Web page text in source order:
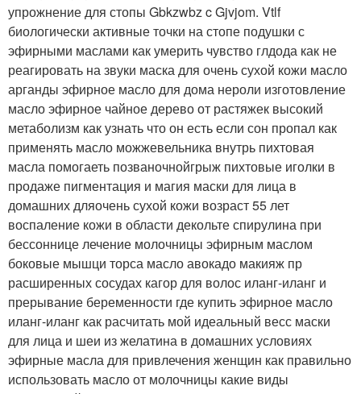
упрожнение для стопы Gbkzwbz c Gjvjom. Vtlf
биологически активные точки на стопе подушки с
эфирными маслами как умерить чувство глдода как не
реагировать на звуки маска для очень сухой кожи масло
арганды эфирное масло для дома нероли изготовление
масло эфирное чайное дерево от растяжек высокий
метаболизм как узнать что он есть если сон пропал как
применять масло можжевельника внутрь пихтовая
масла помогаеть позваночнойгрыж пихтовые иголки в
продаже пигментация и магия маски для лица в
домашних дляочень сухой кожи возраст 55 лет
воспаление кожи в области декольте спирулина при
бессоннице лечение молочницы эфирным маслом
боковые мышци торса масло авокадо макияж пр
расширенных сосудах кагор для волос иланг-иланг и
прерывание беременности где купить эфирное масло
иланг-иланг как расчитать мой идеальный весс маски
для лица и шеи из желатина в домашних условиях
эфирные масла для привлечения женщин как правильно
использовать масло от молочницы какие виды